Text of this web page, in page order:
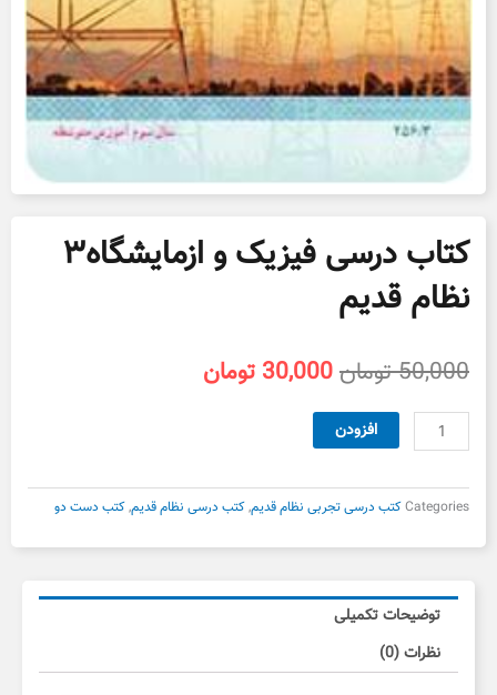
کتاب درسی فیزیک و ازمایشگاه۳
نظام قدیم
50,000تومانقیمت
بود.
30,000 تومان
کتاب
درسی
و
نظام
عدد
افزودن
Categoriesکتب درسی تجربی نظام قدیم,کتب درسی نظام قدیم,کتب دست دو
توضیحات تکمیلی
نظرات (0)